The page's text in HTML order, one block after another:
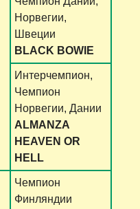
Норвегии,
Швеции
BLACK BOWIE
Интерчемпион,
Чемпион
Норвегии, Дании
ALMANZA
HEAVEN OR
HELL
Чемпион
Финляндии